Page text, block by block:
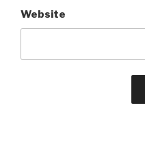
Website